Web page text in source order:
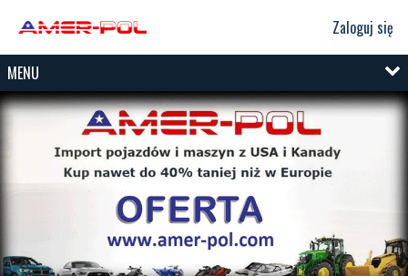
Zaloguj się
MENU